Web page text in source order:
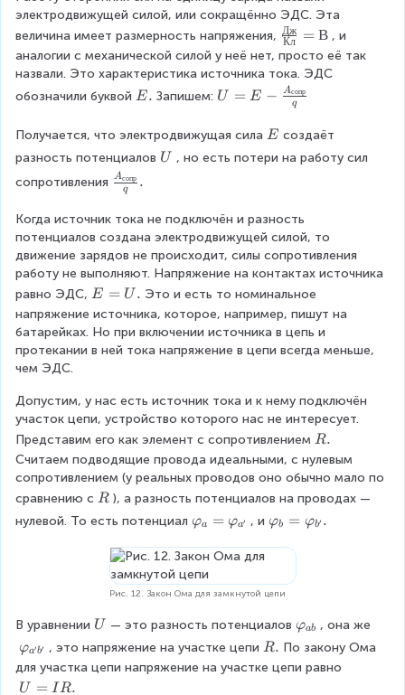
}
с
т
}
}
-
\
a
{
A
_
{
с
о
п
р
q
о
п
р
}
{
с
о
п
р
электродвижущей силой, или сокращённо ЭДС. Эта
величина имеет размерность напряжения, \
fr
a
c
ж
}
л
}
=
В
Кл
Дж = В , и
аналогии с механической силой у неё нет, просто её так
назвали. Это характеристика источника тока. ЭДС
обозначили буквой \
E
E. Запишем: U
E
\
c
{
A
_
{
о
п
}
q
U = E − q
Aсопр
Получается, что электродвижущая сила \
\
E создаёт
разность потенциалов \
U , но есть потери на работу сил
сопротивления \
a
c
{
A
_
о
}
}
q
q
Aсопр .
Когда источник тока не подключён и разность
потенциалов создана электродвижущей силой, то
движение зарядов не происходит, силы сопротивления
работу не выполняют. Напряжение на контактах источника
равно ЭДС, E
=
U
.
E = U . Это и есть то номинальное
напряжение источника, которое, например, пишут на
батарейках. Но при включении источника в цепь и
протекании в ней тока напряжение в цепи всегда меньше,
чем ЭДС.
Допустим, у нас есть источник тока и к нему подключён
участок цепи, устройство которого нас не интересует.
Представим его как элемент с сопротивлением R
.
R.
Считаем подводящие провода идеальными, с нулевым
сопротивлением (у реальных проводов оно обычно мало по
сравнению с \
\
R ), а разность потенциалов на проводах —
нулевой. То есть потенциал \
a
r
p
i
_
a
φa = φa′ , и \
p
i
_
b
φb = φb′ .
Рис. 12. Закон Ома для замкнутой цепи
В уравнении \
\
U
U — это разность потенциалов \
v
φab , она же
\
v
a
φa′b′ , это напряжение на участке цепи \
\
R. По закону Ома
для участка цепи напряжение на участке цепи равно
U
U = IR.